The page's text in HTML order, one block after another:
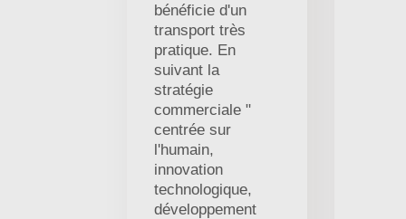
bénéficie d'un
transport très
pratique. En
suivant la
stratégie
commerciale "
centrée sur
l'humain,
innovation
technologique,
développement